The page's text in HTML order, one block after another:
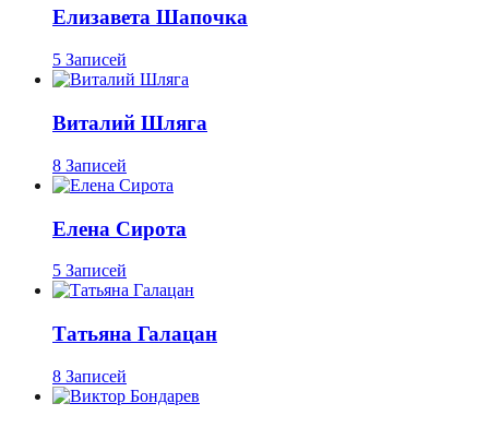
Елизавета Шапочка
5 Записей
Виталий Шляга
8 Записей
Елена Сирота
5 Записей
Татьяна Галацан
8 Записей